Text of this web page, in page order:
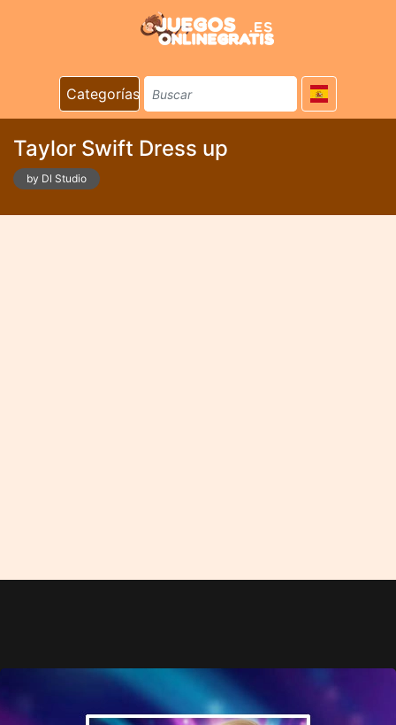
Categorías
Taylor Swift Dress up
by Dl Studio